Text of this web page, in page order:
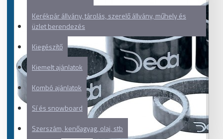
Kerékpár állvány, tárolás, szerelő állvány, műhely és
üzlet berendezés
Kiegészítő
Kiemelt ajánlatok
Kombó ajánlatok
Sí és snowboard
Szerszám, kenőagyag, olaj, stb